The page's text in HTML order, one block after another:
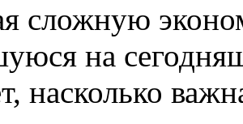
сложную
на
насколько